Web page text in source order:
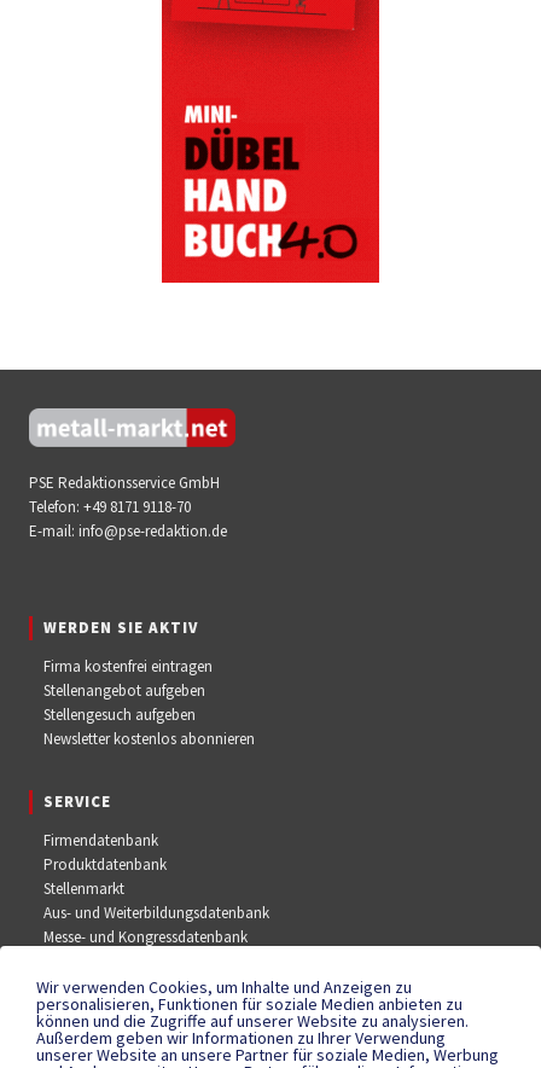
PSE Redaktionsservice GmbH
Telefon: +49 8171 9118-70
E-mail: info@pse-redaktion.de
WERDEN SIE AKTIV
Firma kostenfrei eintragen
Stellenangebot aufgeben
Stellengesuch aufgeben
Newsletter kostenlos abonnieren
SERVICE
Firmendatenbank
Produktdatenbank
Stellenmarkt
Aus- und Weiterbildungsdatenbank
Messe- und Kongressdatenbank
SOCIAL MEDIA
Facebook
YouTube
Wir verwenden Cookies, um Inhalte und Anzeigen zu
personalisieren, Funktionen für soziale Medien anbieten zu
können und die Zugriffe auf unserer Website zu analysieren.
Außerdem geben wir Informationen zu Ihrer Verwendung
unserer Website an unsere Partner für soziale Medien, Werbung